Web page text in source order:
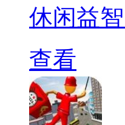
休闲益智
查看